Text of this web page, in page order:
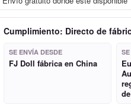
Cumplimiento: Directo de
SE ENVÍA DESDE
FJ Doll fábrica en China